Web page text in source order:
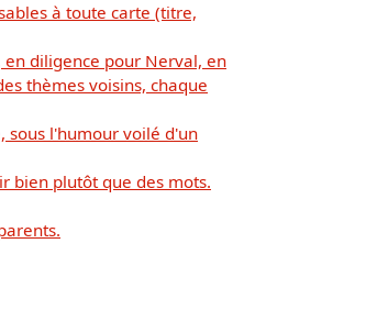
à toute carte (titre,
en diligence pour Nerval, en
thèmes voisins, chaque
sous l'humour voilé d'un
bien plutôt que des mots.